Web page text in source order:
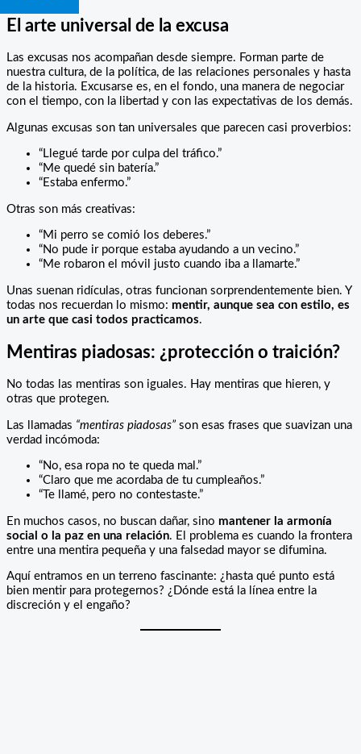
El arte universal de la excusa
Las excusas nos acompañan desde siempre. Forman parte de
nuestra cultura, de la política, de las relaciones personales y hasta
de la historia. Excusarse es, en el fondo, una manera de negociar
con el tiempo, con la libertad y con las expectativas de los demás.
Algunas excusas son tan universales que parecen casi proverbios:
“Llegué tarde por culpa del tráfico.”
“Me quedé sin batería.”
“Estaba enfermo.”
Otras son más creativas:
“Mi perro se comió los deberes.”
“No pude ir porque estaba ayudando a un vecino.”
“Me robaron el móvil justo cuando iba a llamarte.”
Unas suenan ridículas, otras funcionan sorprendentemente bien. Y
todas nos recuerdan lo mismo: mentir, aunque sea con estilo, es
un arte que casi todos practicamos.
Mentiras piadosas: ¿protección o traición?
No todas las mentiras son iguales. Hay mentiras que hieren, y
otras que protegen.
Las llamadas “mentiras piadosas”son esas frases que suavizan una
verdad incómoda:
“No, esa ropa no te queda mal.”
“Claro que me acordaba de tu cumpleaños.”
“Te llamé, pero no contestaste.”
En muchos casos, no buscan dañar, sino mantener la armonía
social o la paz en una relación. El problema es cuando la frontera
entre una mentira pequeña y una falsedad mayor se difumina.
Aquí entramos en un terreno fascinante: ¿hasta qué punto está
bien mentir para protegernos? ¿Dónde está la línea entre la
discreción y el engaño?